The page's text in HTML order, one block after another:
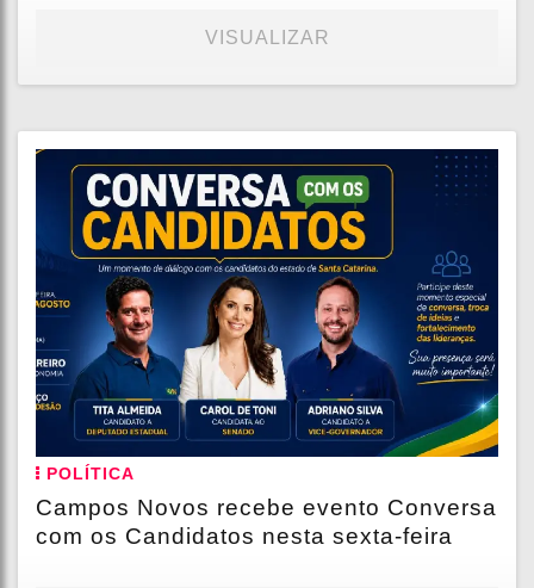
VISUALIZAR
POLÍTICA
Campos Novos recebe evento Conversa
com os Candidatos nesta sexta-feira